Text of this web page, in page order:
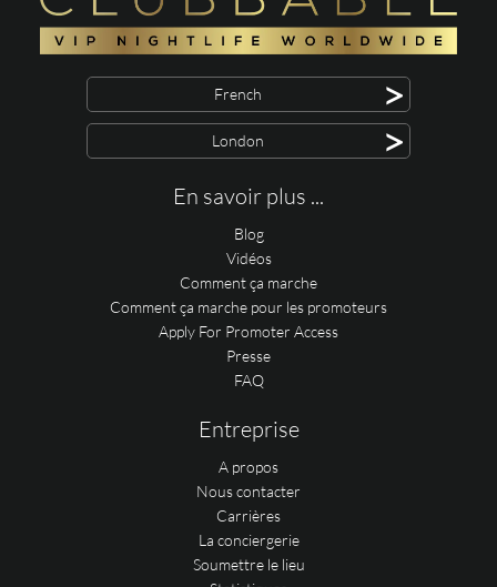
French >
London >
En savoir plus ...
Blog
Vidéos
Comment ça marche
Comment ça marche pour les promoteurs
Apply For Promoter Access
Presse
FAQ
Entreprise
A propos
Nous contacter
Carrières
La conciergerie
Soumettre le lieu